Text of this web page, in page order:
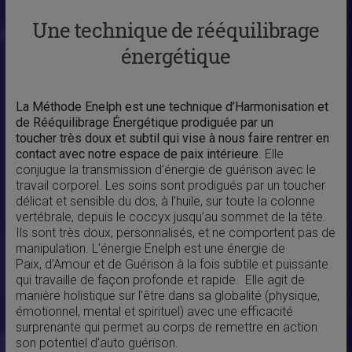
Une technique de rééquilibrage
énergétique
La Méthode Enelph est une technique d’Harmonisation et
de Rééquilibrage Énergétique prodiguée par un
toucher très doux et subtil qui vise à nous faire rentrer en
contact avec notre espace de paix intérieure. Elle
conjugue la transmission d’énergie de guérison avec le
travail corporel. Les soins sont prodigués par un toucher
délicat et sensible du dos, à l’huile, sur toute la colonne
vertébrale, depuis le coccyx jusqu’au sommet de la tête.
Ils sont très doux, personnalisés, et ne comportent pas de
manipulation. L’énergie Enelph est une énergie de
Paix, d’Amour et de Guérison à la fois subtile et puissante
qui travaille de façon profonde et rapide. Elle agit de
manière holistique sur l’être dans sa globalité (physique,
émotionnel, mental et spirituel) avec une efficacité
surprenante qui permet au corps de remettre en action
son potentiel d’auto guérison.